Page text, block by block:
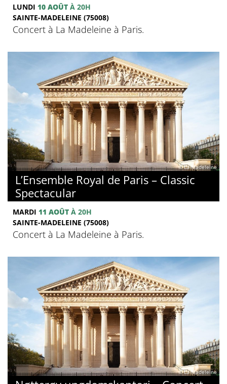
LUNDI 10 AOÛT À 20H
SAINTE-MADELEINE (75008)
Concert à La Madeleine à Paris.
© La Madeleine
L’Ensemble Royal de Paris – Classic
Spectacular
MARDI 11 AOÛT À 20H
SAINTE-MADELEINE (75008)
Concert à La Madeleine à Paris.
© La Madeleine